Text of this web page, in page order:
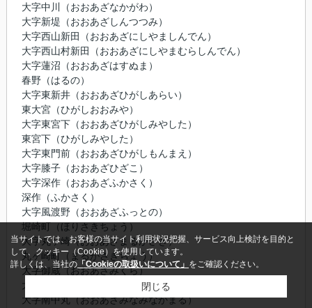
大字中川（おおあざなかがわ）
大字新堤（おおあざしんつつみ）
大字西山新田（おおあざにしやましんでん）
大字西山村新田（おおあざにしやまむらしんでん）
大字蓮沼（おおあざはすぬま）
春野（はるの）
大字東新井（おおあざひがしあらい）
東大宮（ひがしおおみや）
大字東宮下（おおあざひがしみやした）
東宮下（ひがしみやした）
大字東門前（おおあざひがしもんまえ）
大字膝子（おおあざひざこ）
大字深作（おおあざふかさく）
深作（ふかさく）
大字風渡野（おおあざふっとの）
堀崎町（ほりさきちょう）
大字丸ヶ崎（おおあざまるがさき）
丸ヶ崎町（まるがさきちょう）
大字御蔵（おおあざみくら）
大字南中野（おおあざみなみなかの）
大字南中丸（おおあざみなみなかまる）
当サイトでは、お客様の当サイト利用状況把握、サービス向上検討を目的と
して、クッキー（Cookie）を使用しています。
詳しくは、当社の 「Cookieの取扱いについて」 をご確認ください。
閉じる